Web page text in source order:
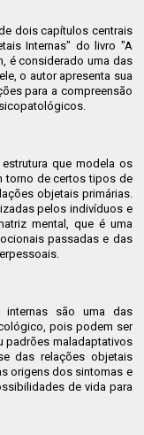
dois capítulos centrais
Internas" do livro "A
é considerado uma das
o autor apresenta sua
para a compreensão
que modela os
torno de certos tipos de
objetais primárias.
pelos indivíduos e
mental, que é uma
passadas e das
internas são uma das
pois podem ser
padrões maladaptativos
das relações objetais
origens dos sintomas e
de vida para